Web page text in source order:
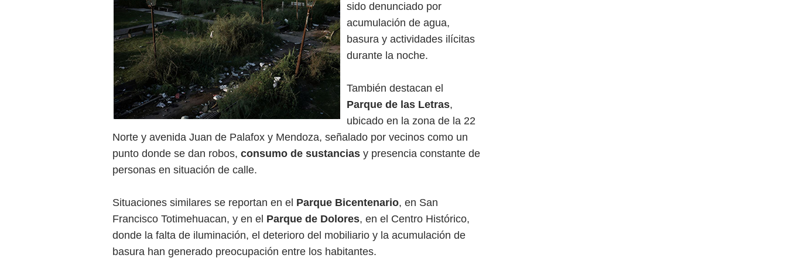
sido denunciado por
acumulación de agua,
basura y actividades ilícitas
durante la noche.
También destacan el
Parque de las Letras,
ubicado en la zona de la 22
Norte y avenida Juan de Palafox y Mendoza, señalado por vecinos como un
punto donde se dan robos, consumo de sustancias y presencia constante de
personas en situación de calle.
Situaciones similares se reportan en el Parque Bicentenario, en San
Francisco Totimehuacan, y en el Parque de Dolores, en el Centro Histórico,
donde la falta de iluminación, el deterioro del mobiliario y la acumulación de
basura han generado preocupación entre los habitantes.